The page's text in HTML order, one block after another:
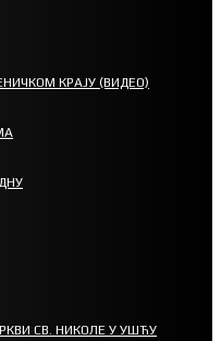
КРАЈУ (ВИДЕО)
СВ. НИКОЛЕ У УШЋУ